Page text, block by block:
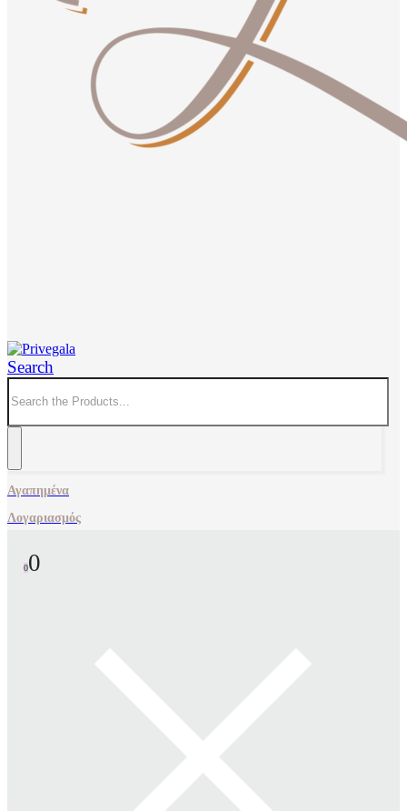
Search
Αγαπημένα
Λογαριασμός
00